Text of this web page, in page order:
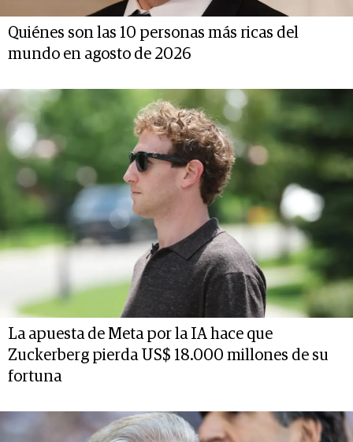
Quiénes son las 10 personas más ricas del
mundo en agosto de 2026
La apuesta de Meta por la IA hace que
Zuckerberg pierda US$ 18.000 millones de su
fortuna